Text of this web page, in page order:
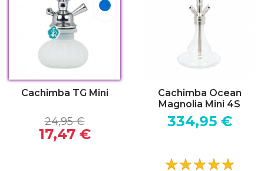
Azul
Cachimba TG Mini
24,95 €
17,47 €
Cachimba Ocean
Magnolia Mini 4S
334,95 €